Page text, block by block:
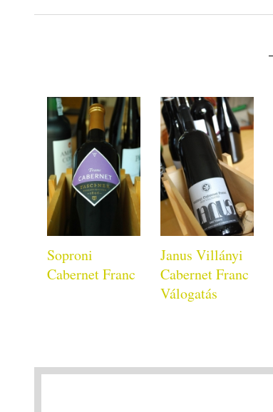
Soproni
Cabernet Franc
Janus Villányi
Cabernet Franc
Válogatás